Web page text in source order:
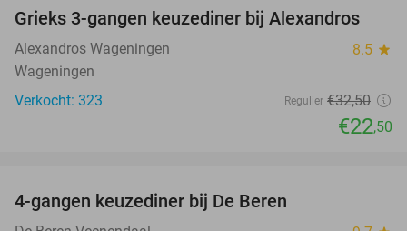
31%
Grieks 3-gangen keuzediner bij Alexandros
Alexandros Wageningen 8.5 star
Wageningen
Verkocht: 323
Regulier €32,50
€22,50
4-gangen keuzediner bij De Beren